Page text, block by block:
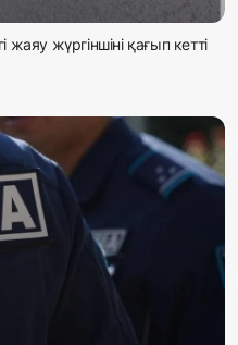
жүргіншіні қағып кетті